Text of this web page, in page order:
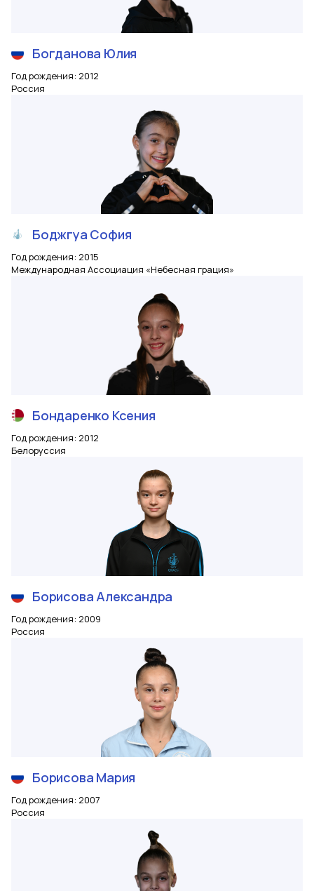
Богданова Юлия
Год рождения: 2012
Россия
Боджгуа София
Год рождения: 2015
Международная Ассоциация «Небесная грация»
Бондаренко Ксения
Год рождения: 2012
Белоруссия
Борисова Александра
Год рождения: 2009
Россия
Борисова Мария
Год рождения: 2007
Россия